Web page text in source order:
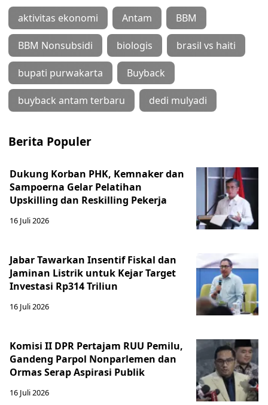
aktivitas ekonomi Antam BBM
BBM Nonsubsidi biologis brasil vs haiti
bupati purwakarta Buyback
buyback antam terbaru dedi mulyadi
Berita Populer
Dukung Korban PHK, Kemnaker dan
Sampoerna Gelar Pelatihan
Upskilling dan Reskilling Pekerja
16 Juli 2026
Jabar Tawarkan Insentif Fiskal dan
Jaminan Listrik untuk Kejar Target
Investasi Rp314 Triliun
16 Juli 2026
Komisi II DPR Pertajam RUU Pemilu,
Gandeng Parpol Nonparlemen dan
Ormas Serap Aspirasi Publik
16 Juli 2026